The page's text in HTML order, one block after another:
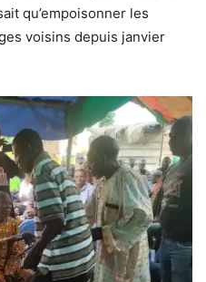
qu’empoisonner les
voisins depuis janvier